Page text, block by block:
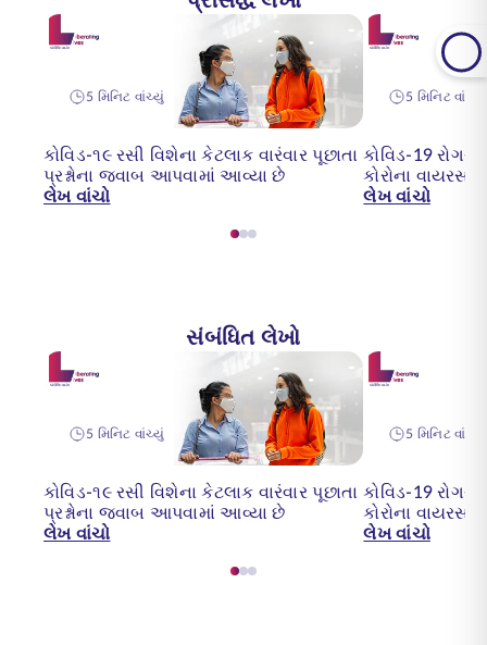
5 મિનિટ વાંચ્યું
કોવિડ-૧૯ રસી વિશેના કેટલાક વારંવાર પૂછાતા
પ્રશ્નોના જવાબ આપવામાં આવ્યા છે
લેખ વાંચો
5 મિનિટ વાંચ્યું
કોવિડ-19
કોરોના
લેખ વાંચો
સંબંધિત લેખો
5 મિનિટ વાંચ્યું
કોવિડ-૧૯ રસી વિશેના કેટલાક વારંવાર પૂછાતા
પ્રશ્નોના જવાબ આપવામાં આવ્યા છે
લેખ વાંચો
5 મિનિટ વાંચ્યું
કોવિડ-19
કોરોના
લેખ વાંચો